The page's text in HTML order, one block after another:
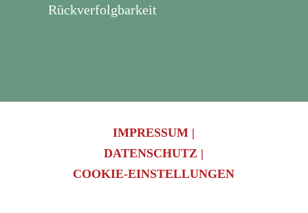
Rückverfolgbarkeit
IMPRESSUM |
DATENSCHUTZ |
COOKIE-EINSTELLUNGEN